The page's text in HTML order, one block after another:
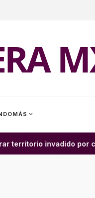
MÁS expand_more
invadido por